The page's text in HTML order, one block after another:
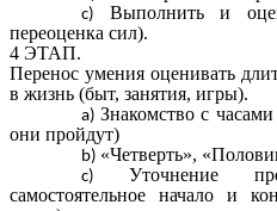
Выполнить и
переоценка сил).
4 ЭТАП.
Перенос умения оценивать
в жизнь (быт, занятия, игры).
Знакомство с
они пройдут)
«Четверть»,
Уточнение
самостоятельное начало и